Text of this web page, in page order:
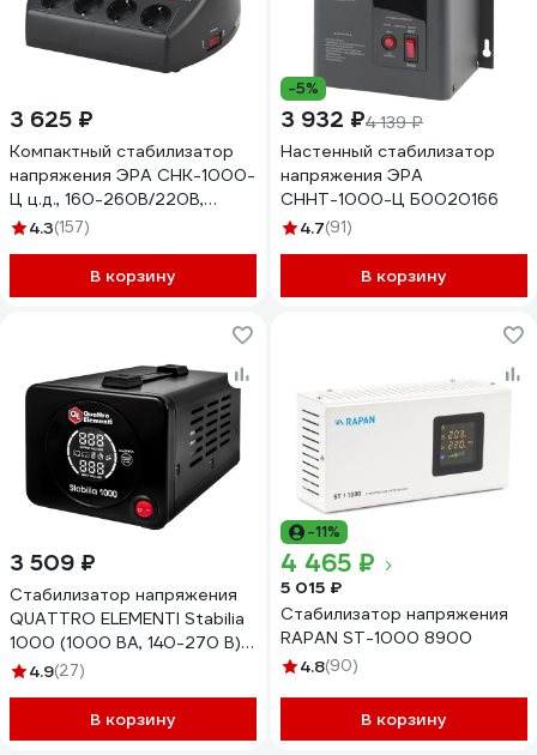
3 625 ₽
Компактный стабилизатор
напряжения ЭРА СНК-1000-
Ц ц.д., 160-260В/220В,
1000ВА Б0031072
4.3(157)
В корзину
-5%
3 932 ₽4 139 ₽
Настенный стабилизатор
напряжения ЭРА
СННТ-1000-Ц Б0020166
4.7(91)
В корзину
3 509 ₽
Стабилизатор напряжения
QUATTRO ELEMENTI Stabilia
1000 (1000 ВА, 140-270 В)
917-643
4.9(27)
В корзину
-11%
4 465 ₽
5 015 ₽
Стабилизатор напряжения
RAPAN ST-1000 8900
4.8(90)
В корзину